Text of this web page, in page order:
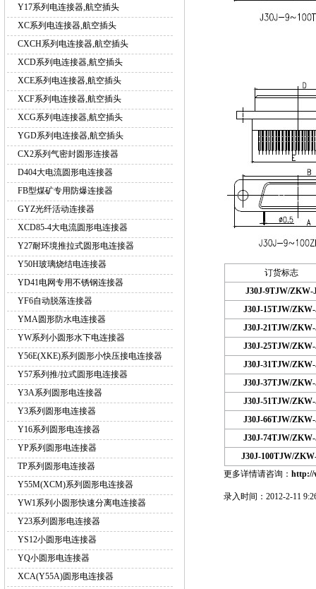
Y17系列电连接器,航空插头
XC系列电连接器,航空插头
CXCH系列电连接器,航空插头
XCD系列电连接器,航空插头
XCE系列电连接器,航空插头
XCF系列电连接器,航空插头
XCG系列电连接器,航空插头
YGD系列电连接器,航空插头
CX2系列气密封圆形连接器
D404大电流圆形电连接器
FB型煤矿专用防爆连接器
GYZ光纤活动连接器
XCD85-4大电流圆形电连接器
Y27耐环境推拉式圆形电连接器
Y50H玻璃烧结电连接器
YD41电网专用不锈钢连接器
YF6自动脱落连接器
YMA圆形防水电连接器
YW系列小圆形水下电连接器
Y56E(XKE)系列圆形小快压接电连接器
Y57系列推/拉式圆形电连接器
Y3A系列圆形电连接器
Y3系列圆形电连接器
Y16系列圆形电连接器
YP系列圆形电连接器
TP系列圆形电连接器
Y55M(XCM)系列圆形电连接器
YW1系列小圆形快速分离电连接器
Y23系列圆形电连接器
YS12小圆形电连接器
YQ小圆形电连接器
XCA(Y55A)圆形电连接器
订货标志
J30J-9TJW/ZKW-
J30J-15TJW/
J30J-21TJW/
J30J-25TJW/
J30J-31TJW/
J30J-37TJW/
J30J-51TJW/
J30J-66TJW/
J30J-74TJW/
J30J-100TJW/
更多详情请咨询：http://
录入时间：2012-2-11